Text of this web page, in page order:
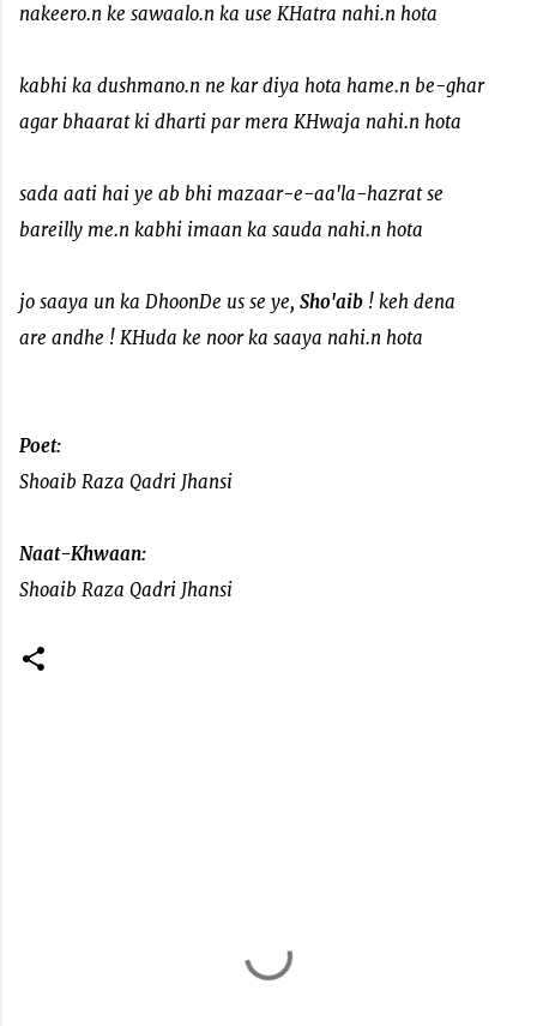
nakeero.n ke sawaalo.n ka use KHatra nahi.n hota
kabhi ka dushmano.n ne kar diya hota hame.n be-ghar
agar bhaarat ki dharti par mera KHwaja nahi.n hota
sada aati hai ye ab bhi mazaar-e-aa'la-hazrat se
bareilly me.n kabhi imaan ka sauda nahi.n hota
jo saaya un ka DhoonDe us se ye, Sho'aib ! keh dena
are andhe ! KHuda ke noor ka saaya nahi.n hota
Poet:
Shoaib Raza Qadri Jhansi
Naat-Khwaan:
Shoaib Raza Qadri Jhansi